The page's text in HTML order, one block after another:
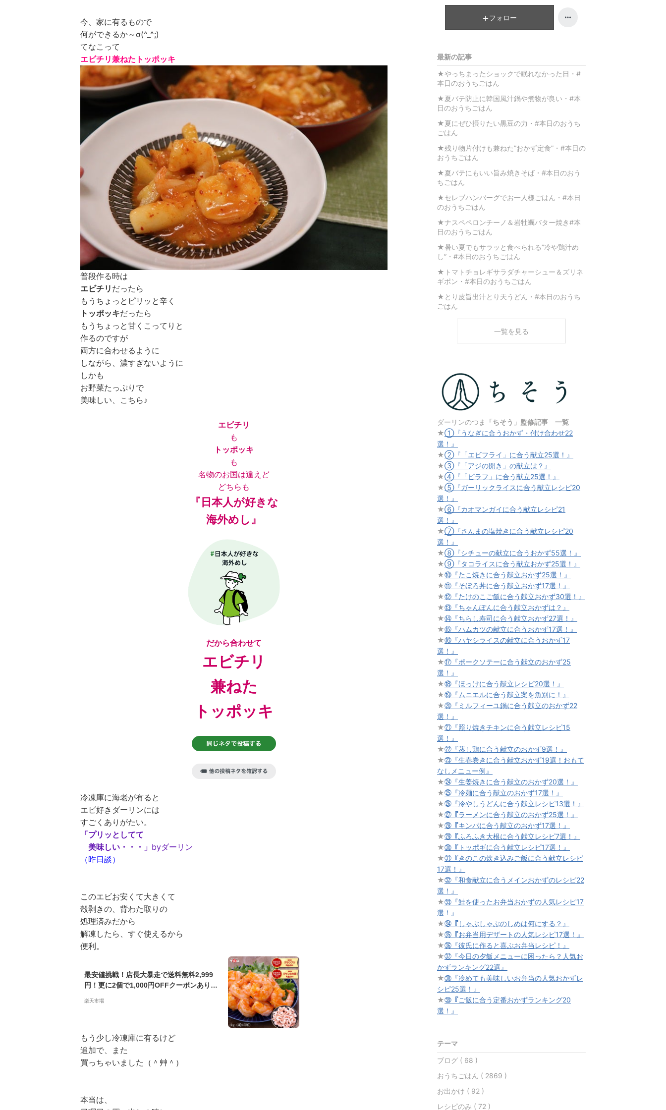
今、家に有るもので
何ができるか～σ(^_^;)
てなこって
エビチリ兼ねたトッポッキ
普段作る時は
エビチリ だったら
もうちょっとピリッと辛く
トッポッキだったら
もうちょっと甘くこってりと
作るのですが
両方に合わせるように
しながら、濃すぎないように
しかも
お野菜たっぷりで
美味しい、こちら♪
エビチリ
も
トッポッキ
も
名物のお国は違えど
どちらも
『日本人が好きな
海外めし』
だから合わせて
エビチリ
兼ねた
トッポッキ
冷凍庫に海老が有ると
エビ好きダーリンには
すごくありがたい。
「プリッとしてて
美味しい・・・」 byダーリン
（昨日談）
このエビお安くて大きくて
殻剥きの、背わた取りの
処理済みだから
解凍したら、すぐ使えるから
便利。
最安値挑戦！店長大暴走で送料無料2,999
円！更に2個で1,000円OFFクーポンあり！
尾前後/解凍後800g）
楽天市場
もう少し冷凍庫に有るけど
追加で、また
買っちゃいました（＾艸＾）
本当は、
フォロー
最新の記事
★やっちまったショックで眠れなかった日・#
本日のおうちごはん
★夏バテ防止に韓国風汁鍋や煮物が良い・#本
日のおうちごはん
★夏にぜひ摂りたい黒豆の力・#本日のおうち
ごはん
★残り物片付けも兼ねた”おかず定食”・#本日の
おうちごはん
★夏バテにもいい旨み焼きそば・#本日のおう
ちごはん
★セレブハンバーグでお一人様ごはん・#本日
のおうちごはん
★ナスペペロンチーノ＆岩牡蠣バター焼き#本
日のおうちごはん
★暑い夏でもサラッと食べられる”冷や鶏汁め
し”・#本日のおうちごはん
★トマトチョレギサラダチャーシュー＆ズリネ
ギポン・#本日のおうちごはん
★とり皮旨出汁とり天うどん・#本日のおうち
ごはん
一覧を見る
ダーリンのつま
「ちそう」監修記事 一覧
★①『うなぎに合うおかず・付け合わせ22
選！』
★②『「エビフライ」に合う献立25選！』
★③『「アジの開き」の献立は？』
★④『「ピラフ」に合う献立25選！』
★⑤『ガーリックライスに合う献立レシピ20
選！』
★⑥『カオマンガイに合う献立レシピ21
選！』
★⑦『さんまの塩焼きに合う献立レシピ20
選！』
★⑧『シチューの献立に合うおかず55選！』
★⑨『タコライスに合う献立おかず25選！』
★⑩『たこ焼きに合う献立おかず25選！』
★⑪『そぼろ丼に合う献立おかず17選！』
★⑫『たけのこご飯に合う献立おかず30選！』
★⑬『ちゃんぽんに合う献立おかずは？』
★⑭『ちらし寿司に合う献立おかず27選！』
★⑮『ハムカツの献立に合うおかず17選！』
★⑯『ハヤシライスの献立に合うおかず17
選！』
★⑰『ポークソテーに合う献立のおかず25
選！』
★⑱『ほっけに合う献立レシピ20選！』
★⑲『ムニエルに合う献立案を魚別に！』
★⑳『ミルフィーユ鍋に合う献立のおかず22
選！』
★㉑『照り焼きチキンに合う献立レシピ15
選！』
★㉒『蒸し鶏に合う献立のおかず9選！』
★㉓『生春巻きに合う献立おかず19選！おもて
なしメニュー例』
★㉔『生姜焼きに合う献立のおかず20選！』
★㉕『冷麺に合う献立のおかず17選！』
★㉖『冷やしうどんに合う献立レシピ13選！』
★㉗『ラーメンに合う献立のおかず25選！』
★㉘『キンパに合う献立のおかず17選！』
★㉙『ふろふき大根に合う献立レシピ7選！』
★㉚『トッポギに合う献立レシピ17選！』
★㉛『きのこの炊き込みご飯に合う献立レシピ
17選！』
★㉜『和食献立に合うメインおかずのレシピ22
選！』
★㉝『鮭を使ったお弁当おかずの人気レシピ17
選！』
★㉞『しゃぶしゃぶのしめは何にする？』
★㉟『お弁当用デザートの人気レシピ17選！』
★㊱『彼氏に作ると喜ぶお弁当レシピ！』
★㊲『今日の夕飯メニューに困ったら？人気お
かずランキング22選』
★㊳『冷めても美味しいお弁当の人気おかずレ
シピ25選！』
★㊴『ご飯に合う定番おかずランキング20
選！』
テーマ
ブログ ( 68 )
おうちごはん ( 2869 )
お出かけ ( 92 )
レシピのみ ( 72 )